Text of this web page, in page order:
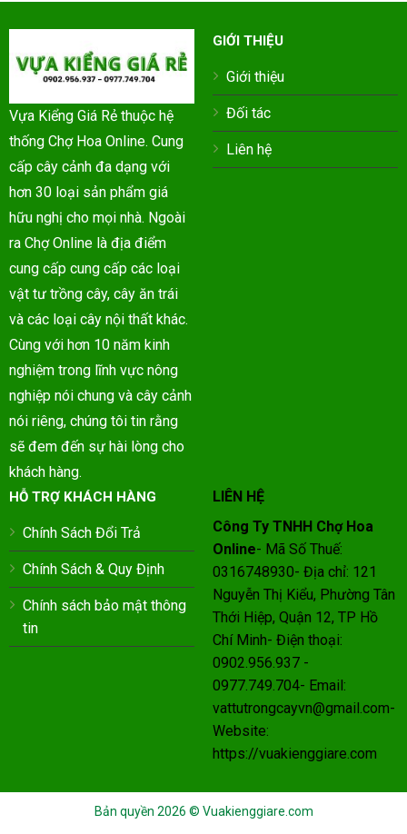
Vựa Kiểng Giá Rẻ thuộc hệ
thống Chợ Hoa Online. Cung
cấp cây cảnh đa dạng với
hơn 30 loại sản phẩm giá
hữu nghị cho mọi nhà. Ngoài
ra Chợ Online là địa điểm
cung cấp cung cấp các loại
vật tư trồng cây, cây ăn trái
và các loại cây nội thất khác.
Cùng với hơn 10 năm kinh
nghiệm trong lĩnh vực nông
nghiệp nói chung và cây cảnh
nói riêng, chúng tôi tin rằng
sẽ đem đến sự hài lòng cho
khách hàng.
GIỚI THIỆU
Giới thiệu
Đối tác
Liên hệ
HỖ TRỢ KHÁCH HÀNG
Chính Sách Đổi Trả
Chính Sách & Quy Định
Chính sách bảo mật thông
tin
LIÊN HỆ
Công Ty TNHH Chợ Hoa
Online- Mã Số Thuế:
0316748930- Địa chỉ: 121
Nguyễn Thị Kiểu, Phường Tân
Thới Hiệp, Quận 12, TP Hồ
Chí Minh- Điện thoại:
0902.956.937 -
0977.749.704- Email:
vattutrongcayvn@gmail.com-
Website:
https://vuakienggiare.com
Bản quyền 2026 © Vuakienggiare.com